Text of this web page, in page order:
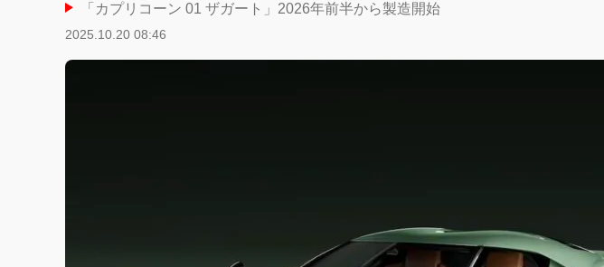
「カプリコーン 01 ザガート」2026年前半から製造開始
2025.10.20 08:46